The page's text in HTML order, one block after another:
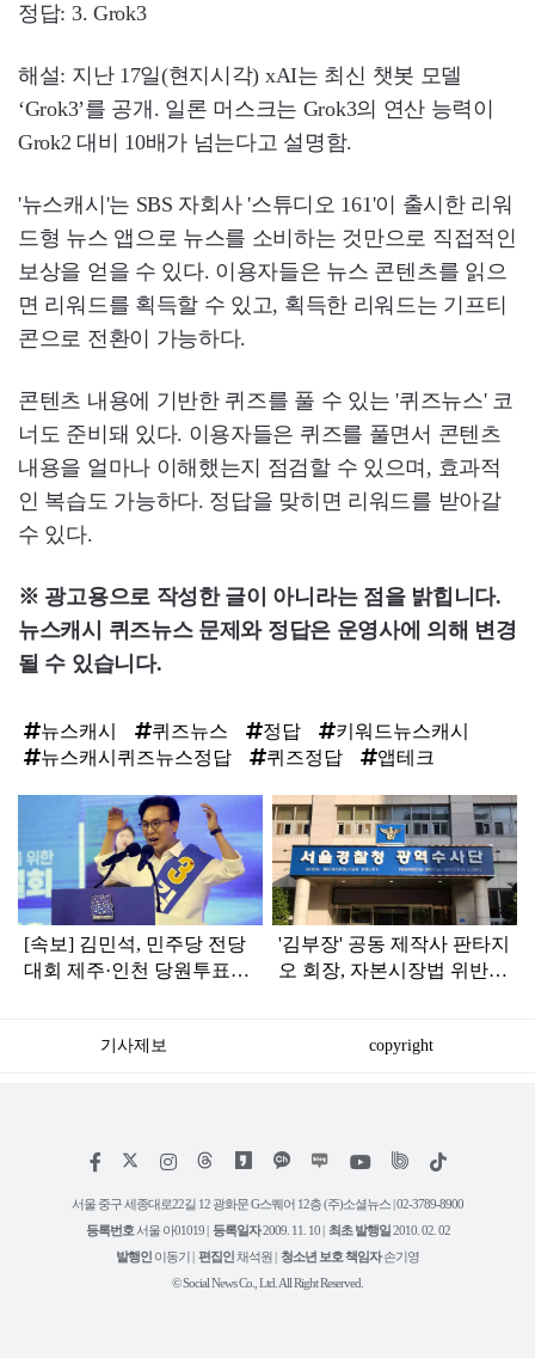
정답: 3. Grok3
해설: 지난 17일(현지시각) xAI는 최신 챗봇 모델
‘Grok3’를 공개. 일론 머스크는 Grok3의 연산 능력이
Grok2 대비 10배가 넘는다고 설명함.
'뉴스캐시'는 SBS 자회사 '스튜디오 161'이 출시한 리워
드형 뉴스 앱으로 뉴스를 소비하는 것만으로 직접적인
보상을 얻을 수 있다. 이용자들은 뉴스 콘텐츠를 읽으
면 리워드를 획득할 수 있고, 획득한 리워드는 기프티
콘으로 전환이 가능하다.
콘텐츠 내용에 기반한 퀴즈를 풀 수 있는 '퀴즈뉴스' 코
너도 준비돼 있다. 이용자들은 퀴즈를 풀면서 콘텐츠
내용을 얼마나 이해했는지 점검할 수 있으며, 효과적
인 복습도 가능하다. 정답을 맞히면 리워드를 받아갈
수 있다.
※ 광고용으로 작성한 글이 아니라는 점을 밝힙니다.
뉴스캐시 퀴즈뉴스문제와 정답은 운영사에 의해 변경
될 수 있습니다.
뉴스캐시 퀴즈뉴스 정답
키워드뉴스캐시
뉴스캐시퀴즈뉴스정답
퀴즈정답 앱테크
인
[속보] 김민석, 민주당 전당
대회 제주·인천 당원투표서
'김부장' 공동 제작사 판타지
오 회장, 자본시장법 위반
기사제보 copyright
페
스
인
타
램
위
트
유
튜
틱
서울 중구 세종대로22길 12 광화문 G스퀘어 12층 (주)소셜뉴스 | 02-3789-8900
등록번호 서울 아01019 | 등록일자2009. 11. 10 | 최초 발행일2010. 02. 02
발행인 이동기 | 편집인채석원 | 청소년 보호 책임자손기영
© Social News Co., Ltd. All Right Reserved.